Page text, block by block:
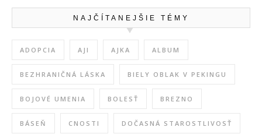
NAJČÍTANEJŠIE TÉMY
ADOPCIA AJI AJKA ALBUM
BEZHRANIČNÁ LÁSKA BIELY OBLAK V PEKINGU
BOJOVÉ UMENIA BOLESŤ BREZNO
BÁSEŇ CNOSTI DOČASNÁ STAROSTLIVOSŤ